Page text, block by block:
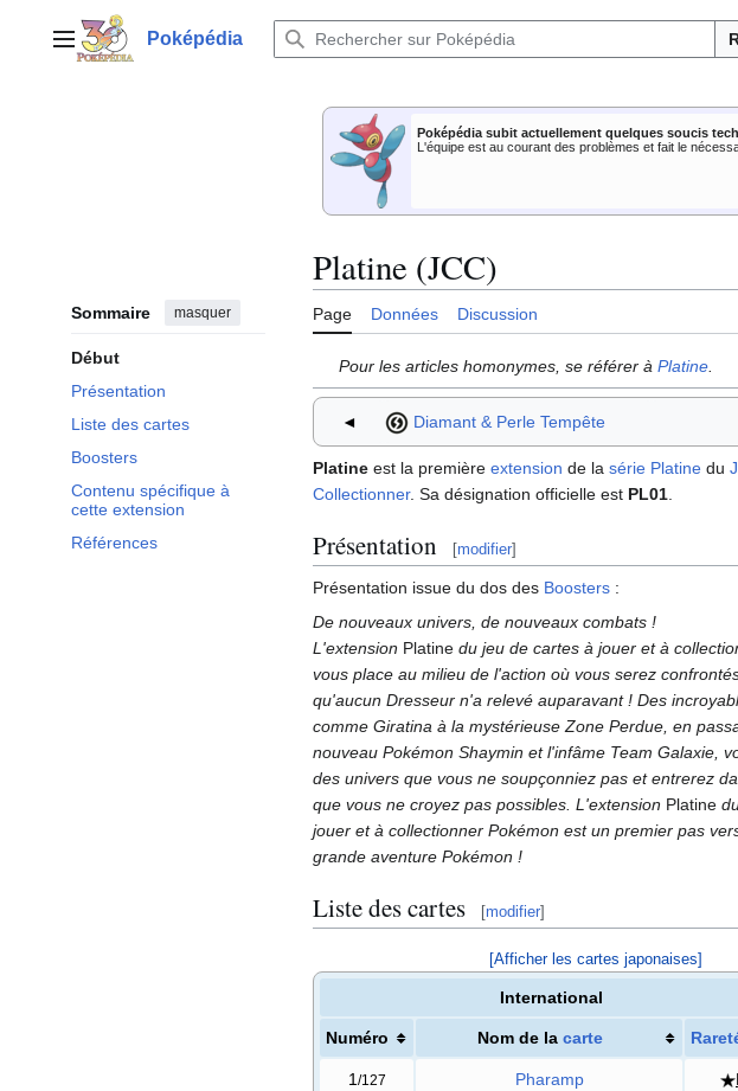
contenuMenu principalPoképédia
Poképédia subit actuellement quelques soucis
L'équipe est au courant des problèmes et fait le
Sommaire masquer
Début
Présentation
Liste des cartes
Boosters
Contenu spécifique à
cette extension
Références
Platine (JCC)
Page Données Discussion
Pour les articles homonymes, se référer àPlatine
◄ Diamant & Perle Tempête
Platine est la première extension de la série Platine du
Collectionner. Sa désignation officielle est PL01
Présentation [modifier]
Présentation issue du dos des Boosters :
De nouveaux univers, de nouveaux combats !
L'extension Platine du jeu de cartes à jouer et à
vous place au milieu de l'action où vous serez
qu'aucun Dresseur n'a relevé auparavant ! Des
comme Giratina à la mystérieuse Zone Perdue, en
nouveau Pokémon Shaymin et l'infâme Team Galaxie,
des univers que vous ne soupçonniez pas et entrerez
que vous ne croyez pas possibles. L'extension Platine
jouer et à collectionner Pokémon est un premier pas
grande aventure Pokémon !
Liste des cartes [modifier]
[Afficher les cartes japonaises]
International
Numéro
Nom de la carte
1 /127 Pharamp